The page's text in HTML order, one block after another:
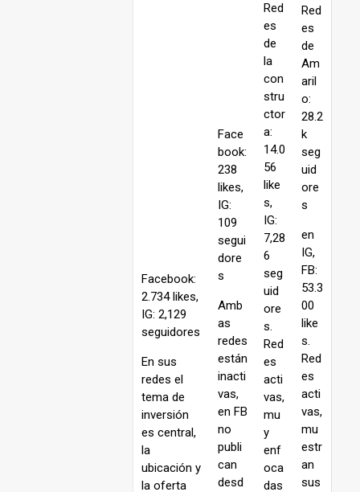
Facebook:
2.734 likes,
IG: 2,129
seguidores
En sus
redes el
tema de
inversión
es central,
la
ubicación y
la oferta
Face
book:
238
likes,
IG:
109
segui
dore
s
Amb
as
redes
están
inacti
vas,
en FB
no
publi
can
desd
Red
es
de
la
con
stru
ctor
a:
14.0
56
like
s,
IG:
7,28
6
seg
uid
ore
s.
Red
es
acti
vas,
mu
y
enf
oca
das
Red
es
de
Am
aril
o:
28.2
k
seg
uid
ore
s
en
IG,
FB:
53.3
00
like
s.
Red
es
acti
vas,
mu
estr
an
sus